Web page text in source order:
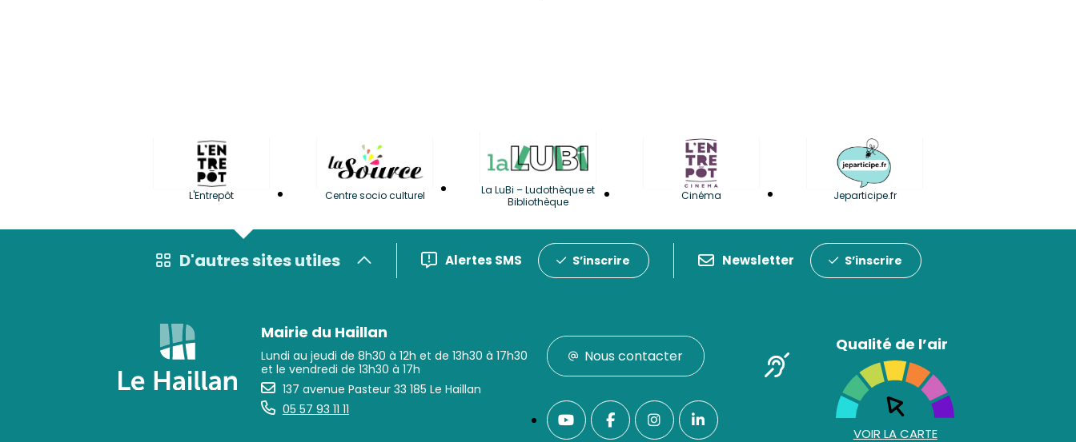
L'Entrepôt Centre socio culturel
La LuBi – Ludothèque et
Bibliothèque
Cinéma Jeparticipe.fr
D'autres sites utiles Alertes SMS S’inscrire Newsletter S’inscrire
Mairie du Haillan
Lundi au jeudi de 8h30 à 12h et de 13h30 à 17h30
et le vendredi de 13h30 à 17h
137 avenue Pasteur 33 185 Le Haillan
05 57 93 11 11
Nous contacter
Qualité de l’air
VOIR LA CARTE